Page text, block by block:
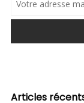
Articles